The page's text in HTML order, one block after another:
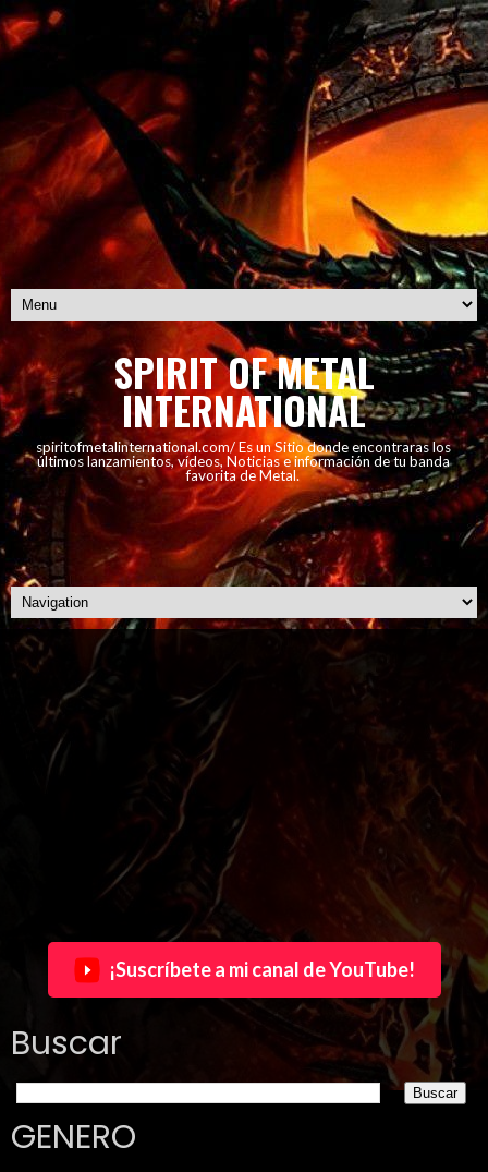
SPIRIT OF METAL
INTERNATIONAL
spiritofmetalinternational.com/ Es un Sitio donde encontraras los
últimos lanzamientos, vídeos, Noticias e información de tu banda
favorita de Metal.
¡Suscríbete a mi canal de YouTube!
Buscar
GENERO